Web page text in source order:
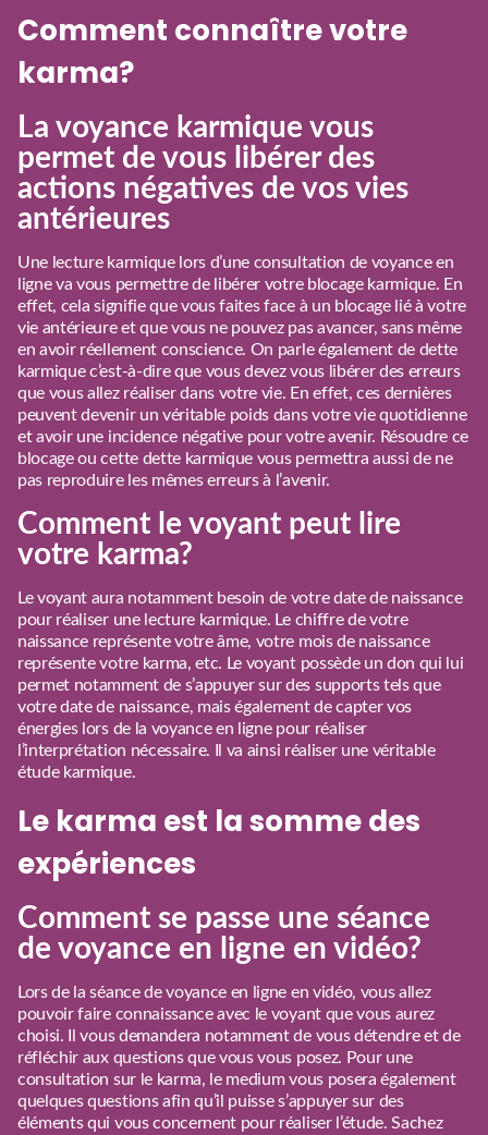
Comment connaître votre
karma?
La voyance karmique vous
permet de vous libérer des
actions négatives de vos vies
antérieures
Une lecture karmique lors d’une consultation de voyance en
ligne va vous permettre de libérer votre blocage karmique. En
effet, cela signifie que vous faites face à un blocage lié à votre
vie antérieure et que vous ne pouvez pas avancer, sans même
en avoir réellement conscience. On parle également de dette
karmique c’est-à-dire que vous devez vous libérer des erreurs
que vous allez réaliser dans votre vie. En effet, ces dernières
peuvent devenir un véritable poids dans votre vie quotidienne
et avoir une incidence négative pour votre avenir. Résoudre ce
blocage ou cette dette karmique vous permettra aussi de ne
pas reproduire les mêmes erreurs à l’avenir.
Comment le voyant peut lire
votre karma?
Le voyant aura notamment besoin de votre date de naissance
pour réaliser une lecture karmique. Le chiffre de votre
naissance représente votre âme, votre mois de naissance
représente votre karma, etc. Le voyant possède un don qui lui
permet notamment de s’appuyer sur des supports tels que
votre date de naissance, mais également de capter vos
énergies lors de la voyance en ligne pour réaliser
l’interprétation nécessaire. Il va ainsi réaliser une véritable
étude karmique.
Le karma est la somme des
expériences
Comment se passe une séance
de voyance en ligne en vidéo?
Lors de la séance de voyance en ligne en vidéo, vous allez
pouvoir faire connaissance avec le voyant que vous aurez
choisi. Il vous demandera notamment de vous détendre et de
réfléchir aux questions que vous vous posez. Pour une
consultation sur le karma, le medium vous posera également
quelques questions afin qu’il puisse s’appuyer sur des
éléments qui vous concernent pour réaliser l’étude. Sachez